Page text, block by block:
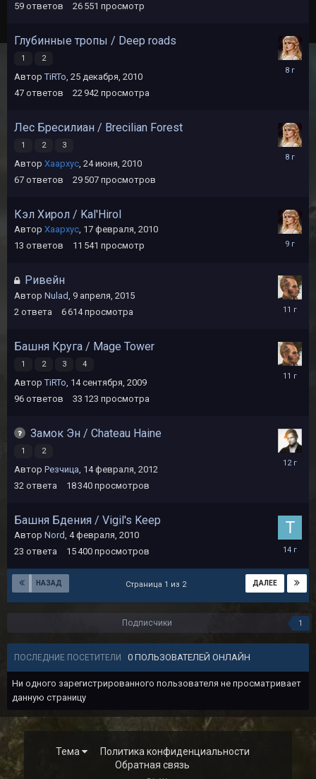
59 ответов 26 551 просмотр
Глубинные тропы / Deep roads
1 2
АвторTiRTo, 25 декабря, 2010
47 ответов 22 942 просмотра
28
Лес Бресилиан / Brecilian Forest
1 2 3
Автор Хаархус, 24 июня, 2010
67 ответов 29 507 просмотров
26
Кэл Хирол / Kal'Hirol
Автор Хаархус, 17 февраля, 2010
13 ответов 11 541 просмотр
30
Ривейн
Автор Nulad, 9 апреля, 2015
2 ответа 6 614 просмотра
11
Башня Круга / Mage Tower
1 2 3 4
АвторTiRTo, 14 сентября, 2009
96 ответов 33 123 просмотра
24
Замок Эн / Chateau Haine
1 2
Автор Резчица, 14 февраля, 2012
32 ответа 18 340 просмотров
18
Башня Бдения / Vigil's Keep
Автор Nord, 4 февраля, 2010
23 ответа 15 400 просмотров
16
2012
НАЗАД ДАЛЕЕ
Страница 1 из 2
Подписчики 1
ПОСЛЕДНИЕ ПОСЕТИТЕЛИ 0 ПОЛЬЗОВАТЕЛЕЙ ОНЛАЙН
Ни одного зарегистрированного пользователя не просматривает
данную страницу
Тема
Политика конфиденциальности
Обратная связь